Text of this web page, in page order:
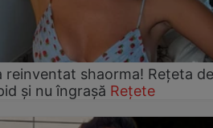
reinventat shaorma! Rețeta de
și nu îngrașă Rețete